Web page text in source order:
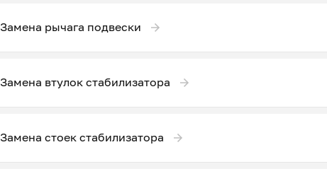
Замена рычага подвески
Замена втулок стабилизатора
Замена стоек стабилизатора